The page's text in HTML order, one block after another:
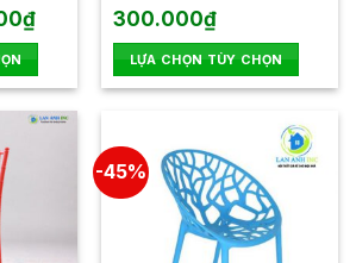
₫Giá
hiện
tại
là:
430.000₫.
Được xếp
5 sao
300.000₫
LỰA CHỌN TÙY CHỌN
Sản
có
nhiều
-45%